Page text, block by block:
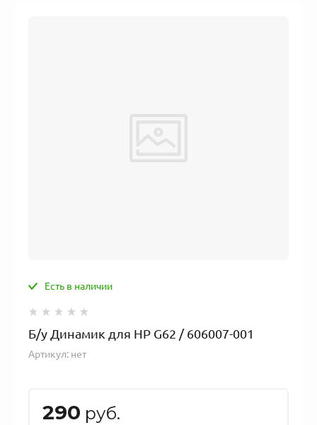
Есть в наличии
Б/у Динамик для HP G62 / 606007-001
Артикул: нет
290 руб.